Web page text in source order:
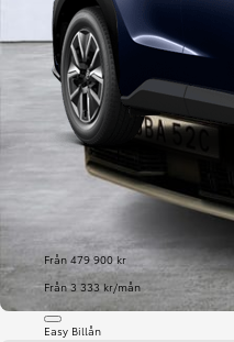
Från 479 900 kr
Från 3 333 kr/mån
Easy Billån